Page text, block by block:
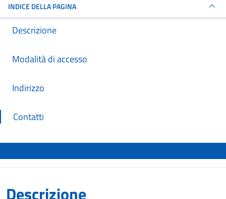
INDICE DELLA PAGINA
Descrizione
Modalità di accesso
Indirizzo
Contatti
Descrizione